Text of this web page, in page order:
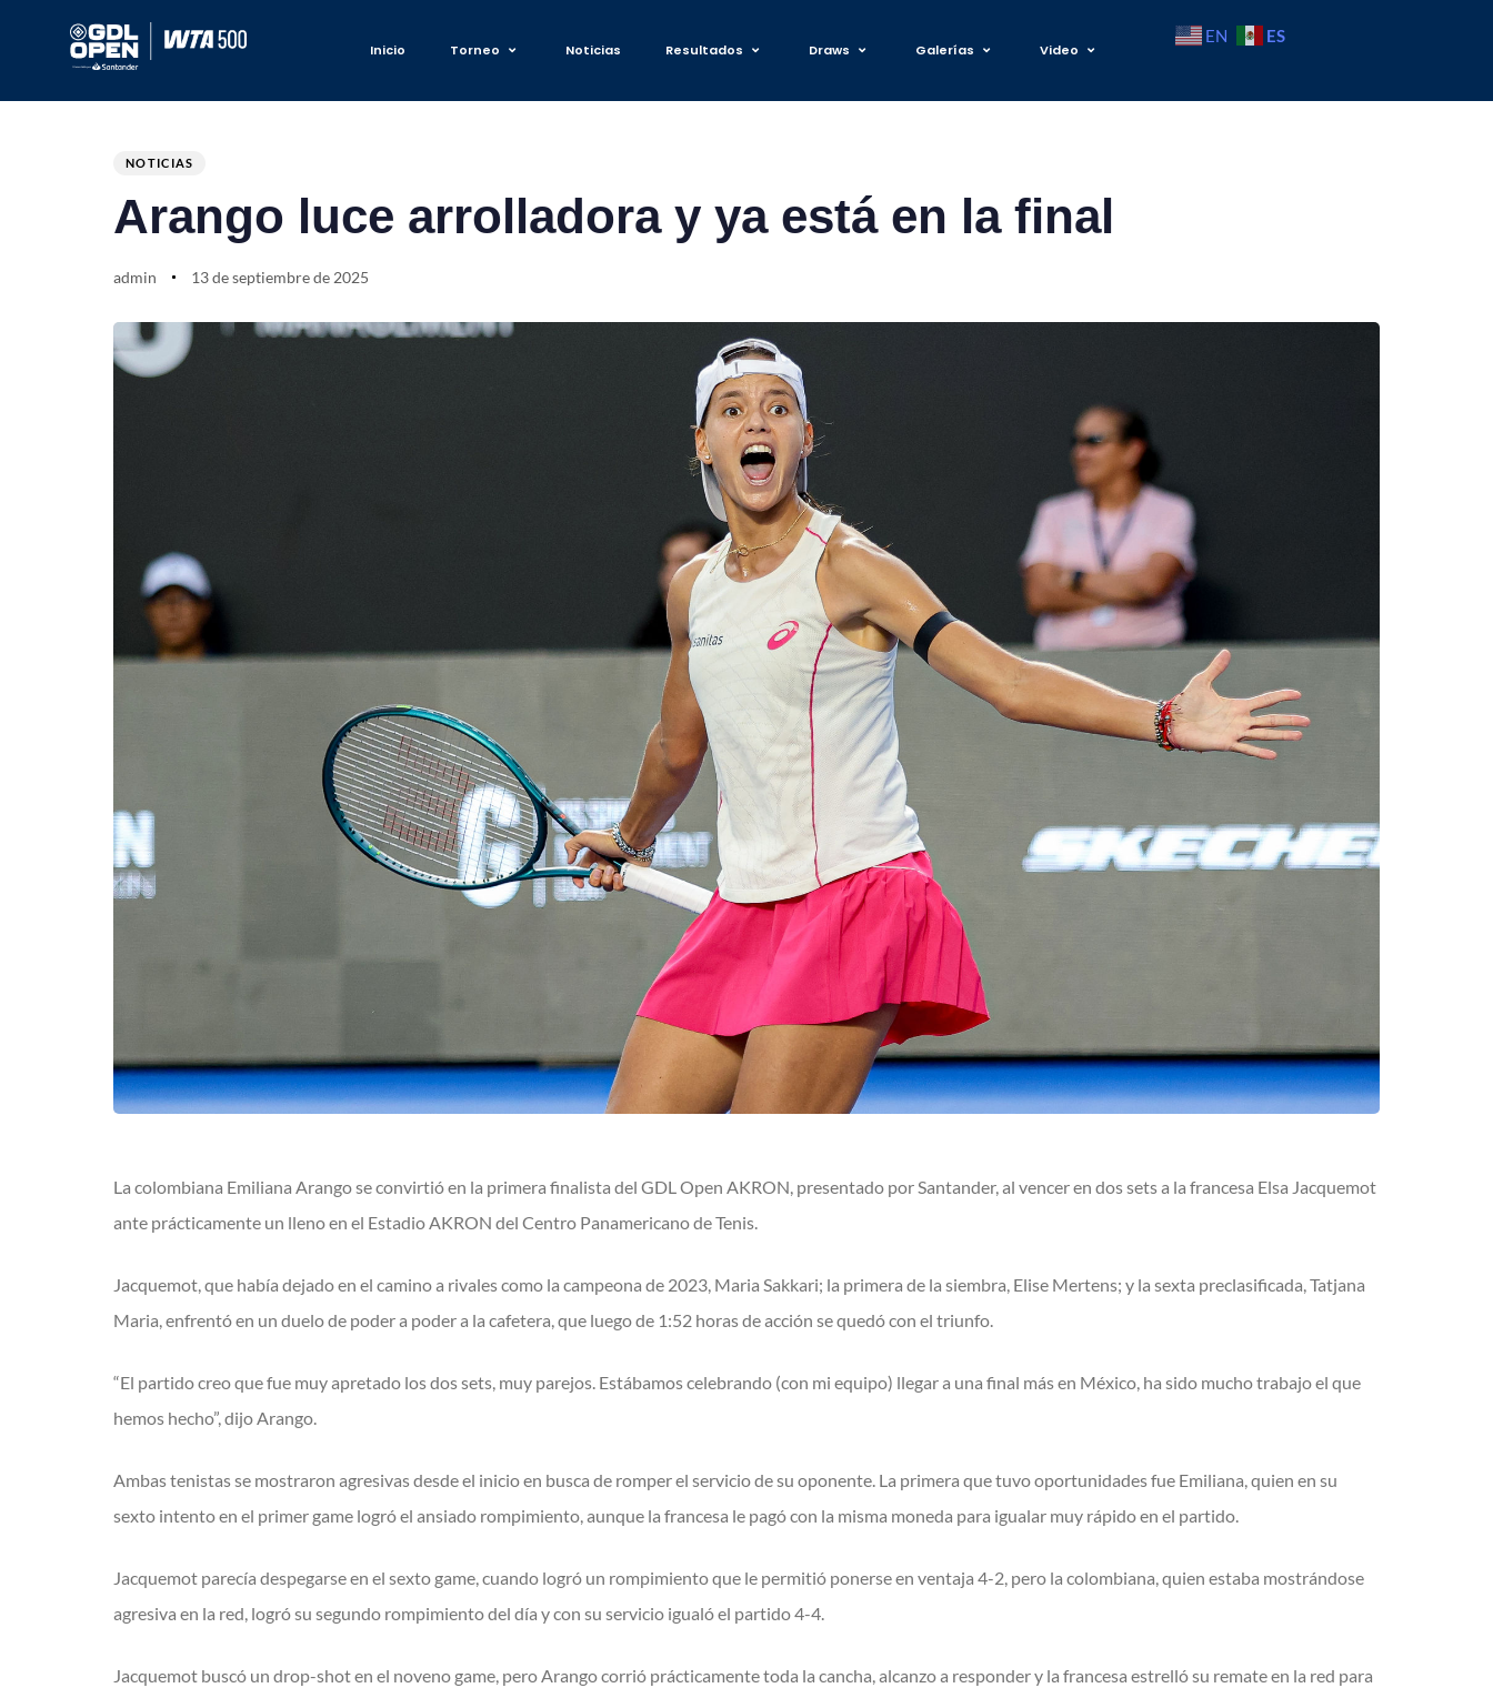
Inicio Torneo Noticias Resultados Draws Galerías Video
EN ES
NOTICIAS
Arango luce arrolladora y ya está en la final
admin 13 de septiembre de 2025
La colombiana Emiliana Arango se convirtió en la primera finalista del GDL Open AKRON, presentado por Santander, al vencer en dos sets a la francesa Elsa Jacquemot
ante prácticamente un lleno en el Estadio AKRON del Centro Panamericano de Tenis.
Jacquemot, que había dejado en el camino a rivales como la campeona de 2023, Maria Sakkari; la primera de la siembra, Elise Mertens; y la sexta preclasificada, Tatjana
Maria, enfrentó en un duelo de poder a poder a la cafetera, que luego de 1:52 horas de acción se quedó con el triunfo.
“El partido creo que fue muy apretado los dos sets, muy parejos. Estábamos celebrando (con mi equipo) llegar a una final más en México, ha sido mucho trabajo el que
hemos hecho”, dijo Arango.
Ambas tenistas se mostraron agresivas desde el inicio en busca de romper el servicio de su oponente. La primera que tuvo oportunidades fue Emiliana, quien en su
sexto intento en el primer game logró el ansiado rompimiento, aunque la francesa le pagó con la misma moneda para igualar muy rápido en el partido.
Jacquemot parecía despegarse en el sexto game, cuando logró un rompimiento que le permitió ponerse en ventaja 4-2, pero la colombiana, quien estaba mostrándose
agresiva en la red, logró su segundo rompimiento del día y con su servicio igualó el partido 4-4.
Jacquemot buscó un drop-shot en el noveno game, pero Arango corrió prácticamente toda la cancha, alcanzo a responder y la francesa estrelló su remate en la red para